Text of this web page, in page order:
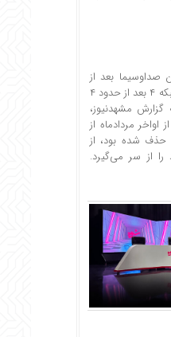
صداوسیما بعد از
120 روز برنامه مناظره‌محور شبکه ۴ بعد از حدود ۴
گزارش مشهدنیوز،
اواخر مردادماه از
شبکه ۴ سیما حذف شده بود، از
را از سر می‌گیرد.